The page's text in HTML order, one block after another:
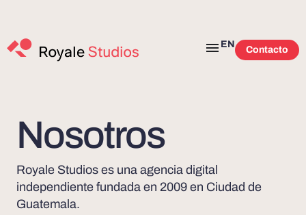
EN
Contacto
Nosotros
Royale Studios es una agencia digital
independiente fundada en 2009 en Ciudad de
Guatemala.